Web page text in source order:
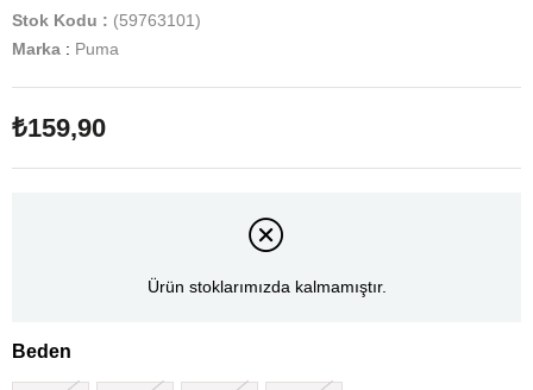
Stok Kodu
(59763101)
Marka : Puma
₺159,90
Ürün stoklarımızda kalmamıştır.
Beden